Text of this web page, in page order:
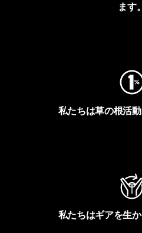
ます。
私たちは草の根活動
私たちはギアを生か